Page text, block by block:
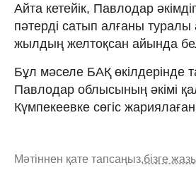
Айта кетейік, Павлодар
пәтерді сатып алғаны туралы
жылдың желтоқсан айында
Бұл мәселе БАҚ өкілдерінде
Павлодар облысының әкімі
Күмпекеевке сөгіс
Мәтіннен қате тапсаңыз,бізге